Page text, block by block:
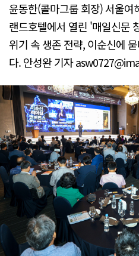
윤동한(콜마그룹 회장) 서울
랜드호텔에서 열린 '매일신문
위기 속 생존 전략, 이순신에
다. 안성완 기자